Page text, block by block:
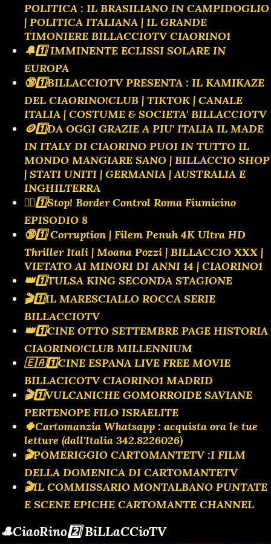
POLITICA : IL BRASILIANO IN CAMPIDOGLIO
| POLITICA ITALIANA | IL GRANDE
TIMONIERE BILLACCIOTV CIAORINO1
🔔1️⃣ IMMINENTE ECLISSI SOLARE IN
EUROPA
🔞1️⃣BILLACCIOTV PRESENTA : IL KAMIKAZE
DEL CIAORINO!CLUB | TIKTOK | CANALE
ITALIA | COSTUME & SOCIETA' BILLACCIOTV
🪙1️⃣DA OGGI GRAZIE A PIU' ITALIA IL MADE
IN ITALY DI CIAORINO PUOI IN TUTTO IL
MONDO MANGIARE SANO | BILLACCIO SHOP
| STATI UNITI | GERMANIA | AUSTRALIA E
INGHILTERRA
👮‍♂️1️⃣Stop! Border Control Roma Fiumicino
EPISODIO 8
🔞1️⃣ Corruption | Filem Penuh 4K Ultra HD
Thriller Itali | Moana Pozzi | BILLACCIO XXX |
VIETATO AI MINORI DI ANNI 14 | CIAORINO1
👑1️⃣TULSA KING SECONDA STAGIONE
🎬1️⃣IL MARESCIALLO ROCCA SERIE
BILLACCIOTV
👑1️⃣CINE OTTO SETTEMBRE PAGE HISTORIA
CIAORINO!CLUB MILLENNIUM
🇪🇦1️⃣CINE ESPANA LIVE FREE MOVIE
BILLACICOTV CIAORINO1 MADRID
🎬1️⃣VULCANICHE GOMORROIDE SAVIANE
PERTENOPE FILO ISRAELITE
🍀Cartomanzia Whatsapp : acquista ora le tue
letture (dall'Italia 342.8226026)
🎬POMERIGGIO CARTOMANTETV :I FILM
DELLA DOMENICA DI CARTOMANTETV
🎬IL COMMISSARIO MONTALBANO PUNTATE
E SCENE EPICHE CARTOMANTE CHANNEL
🎩CiaoRino2️⃣ BiLLaCCioTV